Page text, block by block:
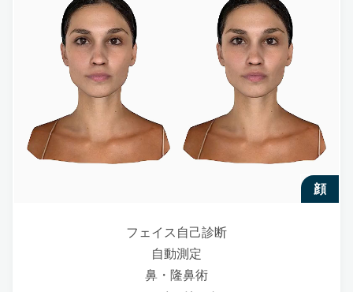
顔
フェイス自己診断
自動測定
鼻・隆鼻術